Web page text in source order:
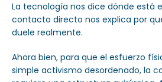
La tecnología nos dice dónde está
contacto directo nos explica por
duele realmente.
Ahora bien, para que el esfuerzo
simple activismo desordenado, la